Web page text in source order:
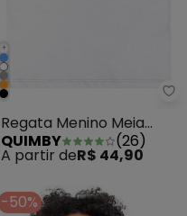
+
Regata Menino Meia
Malha Branco
QUIMBY (26)
A partir deR$ 44,90
-50%